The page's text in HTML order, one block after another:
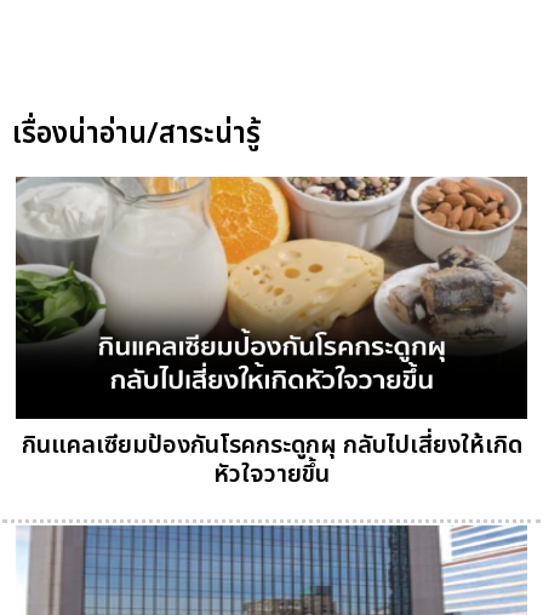
เรื่องน่าอ่าน/สาระน่ารู้
กินแคลเซียมป้องกันโรคกระดูกผุ กลับไปเสี่ยงให้เกิด
หัวใจวายขึ้น